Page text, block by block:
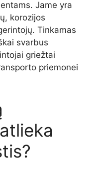
Jame yra
korozijos
Tinkamas
svarbus
griežtai
priemonei